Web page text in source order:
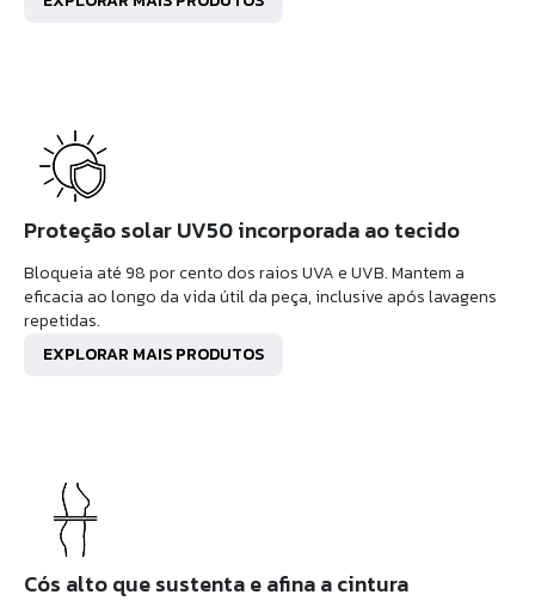
Proteção solar UV50 incorporada ao tecido
Bloqueia até 98 por cento dos raios UVA e UVB. Mantem a
eficacia ao longo da vida útil da peça, inclusive após lavagens
repetidas.
EXPLORAR MAIS PRODUTOS
Cós alto que sustenta e afina a cintura